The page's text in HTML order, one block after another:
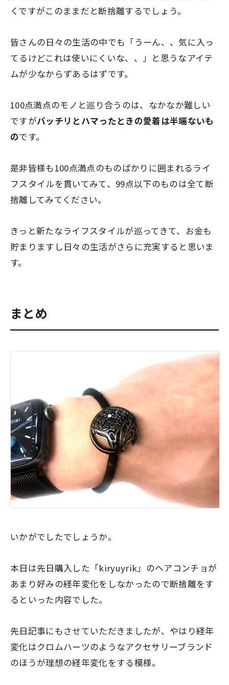
くですがこのままだと断捨離するでしょう。
皆さんの日々の生活の中でも「うーん、、気に入っ
てるけどこれは使いにくいな、、」と思うなアイテ
ムが少なからずあるはずです。
100点満点のモノと巡り合うのは、なかなか難しい
ですがバッチリとハマったときの愛着は半端ないも
のです。
是非皆様も100点満点のものばかりに囲まれるライ
フスタイルを貫いてみて、 99点以下のものは全て断
捨離 してみてください。
きっと新たなライフスタイルが巡ってきて、お金も
貯まりますし日々の生活がさらに充実すると思いま
す。
まとめ
いかがでしたでしょうか。
本日は先日購入した「kiryuyrik」のヘアコンチョが
あまり好みの経年変化をしなかったので断捨離をす
るといった内容でした。
先日記事にもさせていただきましたが、やはり経年
変化はクロムハーツのようなアクセサリーブランド
のほうが理想の経年変化をする模様。